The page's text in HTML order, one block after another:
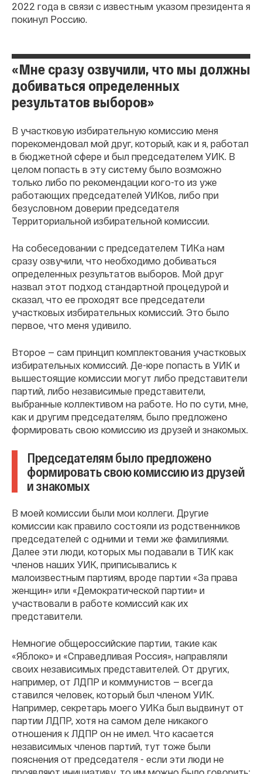
2022 года в связи с известным указом президента я
покинул Россию.
«Мне сразу озвучили, что мы должны
добиваться определенных
результатов выборов»
В участковую избирательную комиссию меня
порекомендовал мой друг, который, как и я, работал
в бюджетной сфере и был председателем УИК. В
целом попасть в эту систему было возможно
только либо по рекомендации кого-то из уже
работающих председателей УИКов, либо при
безусловном доверии председателя
Территориальной избирательной комиссии.
На собеседовании с председателем ТИКа нам
сразу озвучили, что необходимо добиваться
определенных результатов выборов. Мой друг
назвал этот подход стандартной процедурой и
сказал, что ее проходят все председатели
участковых избирательных комиссий. Это было
первое, что меня удивило.
Второе — сам принцип комплектования участковых
избирательных комиссий. Де-юре попасть в УИК и
вышестоящие комиссии могут либо представители
партий, либо независимые представители,
выбранные коллективом на работе. Но по сути, мне,
как и другим председателям, было предложено
формировать свою комиссию из друзей и знакомых.
Председателям было предложено
формировать свою комиссию из друзей
и знакомых
В моей комиссии были мои коллеги. Другие
комиссии как правило состояли из родственников
председателей с одними и теми же фамилиями.
Далее эти люди, которых мы подавали в ТИК как
членов наших УИК, приписывались к
малоизвестным партиям, вроде партии «За права
женщин» или «Демократической партии» и
участвовали в работе комиссий как их
представители.
Немногие общероссийские партии, такие как
«Яблоко» и «Справедливая Россия», направляли
своих независимых представителей. От других,
например, от ЛДПР и коммунистов — всегда
ставился человек, который был членом УИК.
Например, секретарь моего УИКа был выдвинут от
партии ЛДПР, хотя на самом деле никакого
отношения к ЛДПР он не имел. Что касается
независимых членов партий, тут тоже были
пояснения от председателя - если эти люди не